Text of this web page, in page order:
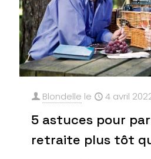
Blondelle le 4 avril
5 astuces pour
retraite plus tôt